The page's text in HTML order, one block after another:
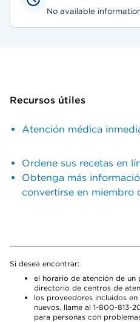
No available
Recursos útiles
Atención médica
Ordene sus recetas en
Obtenga más
convertirse en miembro
Si desea encontrar:
el horario de atención de un
directorio de centros de
los proveedores incluidos
nuevos, llame al 1-800-813-
para personas con